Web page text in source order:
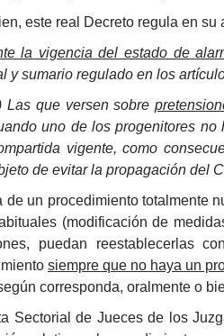
este real Decreto regula en
la vigencia del estado de
y sumario regulado en los
Las que versen sobre
uno de los progenitores no
vigente, como
de evitar la propagación del
de un procedimiento totalmente
(modificación de
puedan reestablecerlas
siempre que no haya un
corresponda, oralmente o
Sectorial de Jueces de los